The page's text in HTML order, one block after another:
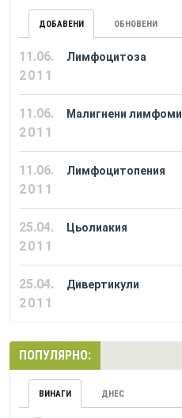
ДОБАВЕНИ ОБНОВЕНИ
11.06.
2011
Лимфоцитоза
11.06.
2011
Малигнени лимфоми
11.06.
2011
Лимфоцитопения
25.04.
2011
Цьолиакия
25.04.
2011
Дивертикули
ПОПУЛЯРНО:
ВИНАГИ ДНЕС